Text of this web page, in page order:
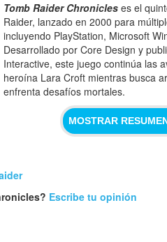
Tomb Raider Chronicles es el
Raider, lanzado en 2000 para
incluyendo PlayStation, Microsoft
Desarrollado por Core Design y
Interactive, este juego continúa las
heroína Lara Croft mientras busca
enfrenta desafíos mortales.
MOSTRAR
Escribe tu opinión